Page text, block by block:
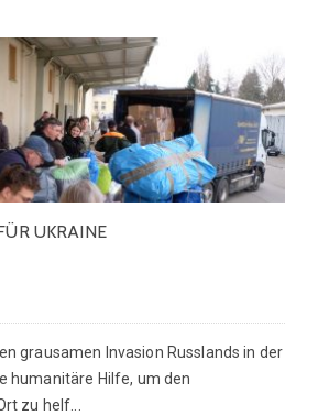
UKRAINE
grausamen Invasion Russlands in der
humanitäre Hilfe, um den
zu helf...